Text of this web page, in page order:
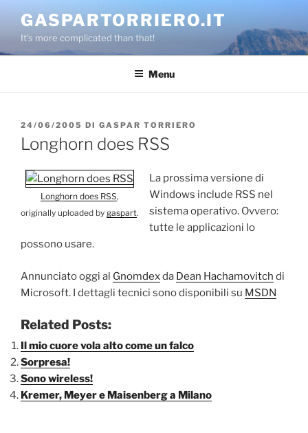
contenuto
GASPARTORRIERO.IT
It's more complicated than that!
Menu
PUBBLICATO
IL
24/06/2005 DI GASPAR TORRIERO
Longhorn does RSS
Longhorn does RSS,
originally uploaded by gaspart.
La prossima versione di
Windows include RSS nel
sistema operativo. Ovvero:
tutte le applicazioni lo
possono usare.
Annunciato oggi al Gnomdexda Dean Hachamovitch di
Microsoft. I dettagli tecnici sono disponibili su MSDN
Related Posts:
Il mio cuore vola alto come un falco
Sorpresa!
Sono wireless!
Kremer, Meyer e Maisenberg a Milano